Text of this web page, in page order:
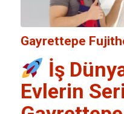
Gayrettepe
İş
Evlerin